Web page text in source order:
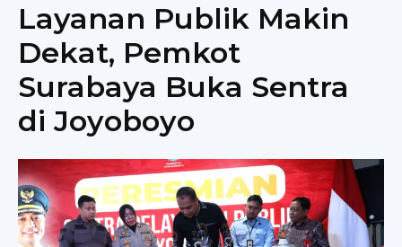
Layanan Publik Makin
Dekat, Pemkot
Surabaya Buka Sentra
di Joyoboyo